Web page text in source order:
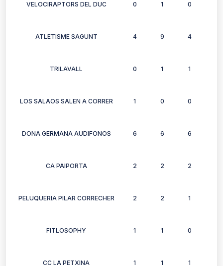
VELOCIRAPTORS DEL DUC 0 1 0
ATLETISME SAGUNT 4 9 4
TRILAVALL 0 1 1
LOS SALAOS SALEN A CORRER 1 0 0
DONA GERMANA AUDIFONOS 6 6 6
CA PAIPORTA 2 2 2
PELUQUERIA PILAR CORRECHER 2 2 1
FITLOSOPHY 1 1 0
CC LA PETXINA 1 1 1